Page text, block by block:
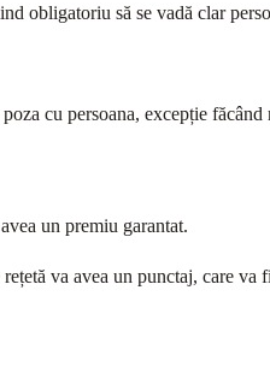
obligatoriu să se vadă clar
cu persoana, excepție făcând
un premiu garantat.
va avea un punctaj, care